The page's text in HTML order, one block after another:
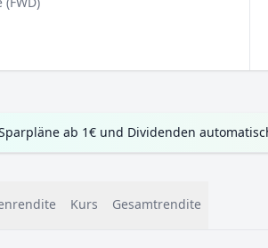
ab 1€ und Dividenden
Kurs Gesamtrendite